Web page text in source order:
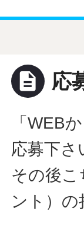
description 応
「WEB
応募下さ
その後こ
ント）